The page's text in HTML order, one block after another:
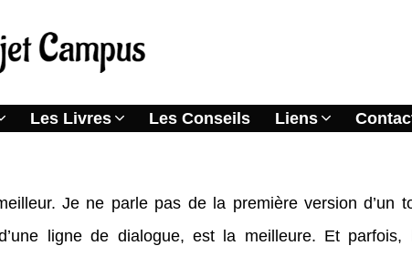
Les Livres Les Conseils Liens
Je ne parle pas de la première version d’un
ligne de dialogue, est la meilleure. Et